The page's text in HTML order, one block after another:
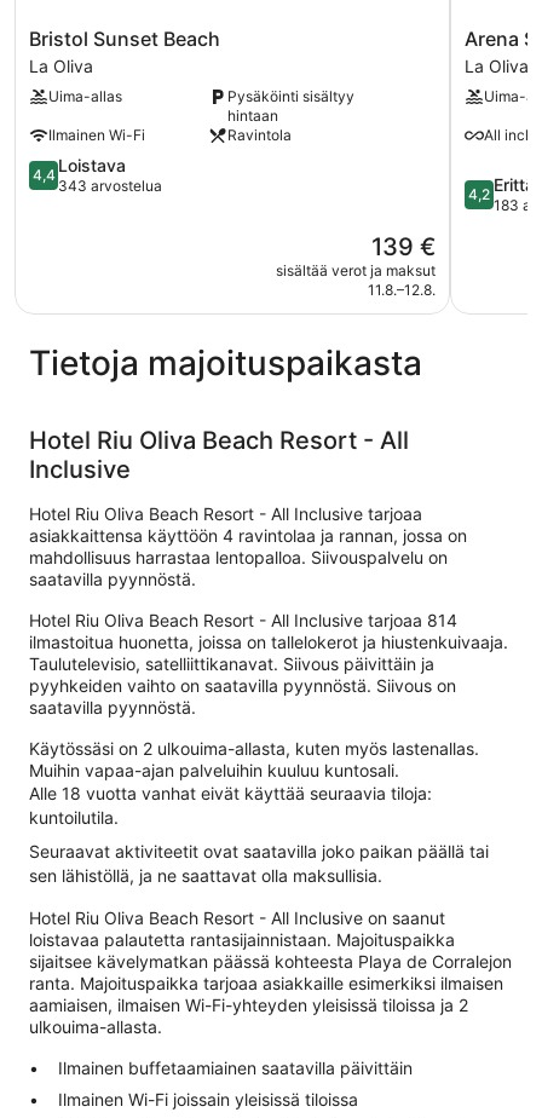
Bristol
Sunset
Beach
La
Bristol Sunset Beach
La Oliva
Uima-allas
Pysäköinti sisältyy
hintaan
Ilmainen Wi-Fi
Ravintola
4.4
kautta
4,4 Loistava
343 arvostelua
Hinta
on
139 €
139 €
sisältää verot ja maksut
11.8.–12.8.
Arena
Suite
Hotel
-
Only
Oliva
Arena
La Oliva
Uima-
All
4.2
kautta
4,2
183
Tietoja majoituspaikasta
Hotel Riu Oliva Beach Resort - All
Inclusive
Hotel Riu Oliva Beach Resort - All Inclusive tarjoaa
asiakkaittensa käyttöön 4 ravintolaa ja rannan, jossa on
mahdollisuus harrastaa lentopalloa. Siivouspalvelu on
saatavilla pyynnöstä.
Hotel Riu Oliva Beach Resort - All Inclusive tarjoaa 814
ilmastoitua huonetta, joissa on tallelokerot ja hiustenkuivaaja.
Taulutelevisio, satelliittikanavat. Siivous päivittäin ja
pyyhkeiden vaihto on saatavilla pyynnöstä. Siivous on
saatavilla pyynnöstä.
Käytössäsi on 2 ulkouima-allasta, kuten myös lastenallas.
Muihin vapaa-ajan palveluihin kuuluu kuntosali.
Alle 18 vuotta vanhat eivät käyttää seuraavia tiloja:
kuntoilutila.
Seuraavat aktiviteetit ovat saatavilla joko paikan päällä tai
sen lähistöllä, ja ne saattavat olla maksullisia.
Hotel Riu Oliva Beach Resort - All Inclusive on saanut
loistavaa palautetta rantasijainnistaan. Majoituspaikka
sijaitsee kävelymatkan päässä kohteesta Playa de Corralejon
ranta. Majoituspaikka tarjoaa asiakkaille esimerkiksi ilmaisen
aamiaisen, ilmaisen Wi-Fi-yhteyden yleisissä tiloissa ja 2
ulkouima-allasta.
Ilmainen buffetaamiainen saatavilla päivittäin
Ilmainen Wi-Fi joissain yleisissä tiloissa